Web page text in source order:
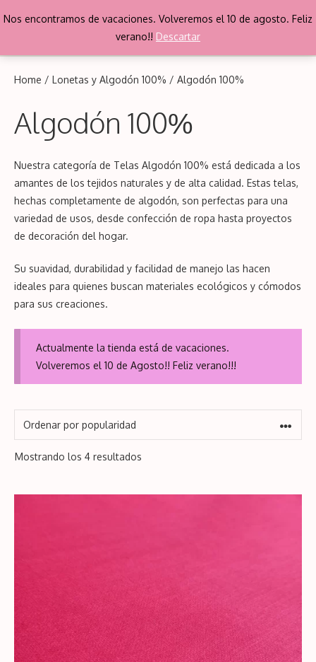
Nos encontramos de vacaciones. Volveremos el 10 de agosto. Feliz
verano!! Descartar
al
Home / Lonetas y Algodón 100% / Algodón 100%
Algodón 100%
Nuestra categoría de Telas Algodón 100% está dedicada a los
amantes de los tejidos naturales y de alta calidad. Estas telas,
hechas completamente de algodón, son perfectas para una
variedad de usos, desde confección de ropa hasta proyectos
de decoración del hogar.
Su suavidad, durabilidad y facilidad de manejo las hacen
ideales para quienes buscan materiales ecológicos y cómodos
para sus creaciones.
Actualmente la tienda está de vacaciones.
Volveremos el 10 de Agosto!! Feliz verano!!!
Mostrando los 4 resultados